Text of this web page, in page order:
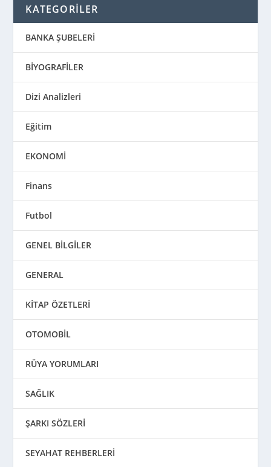
KATEGORİLER
BANKA ŞUBELERİ
BİYOGRAFİLER
Dizi Analizleri
Eğitim
EKONOMİ
Finans
Futbol
GENEL BİLGİLER
GENERAL
KİTAP ÖZETLERİ
OTOMOBİL
RÜYA YORUMLARI
SAĞLIK
ŞARKI SÖZLERİ
SEYAHAT REHBERLERİ